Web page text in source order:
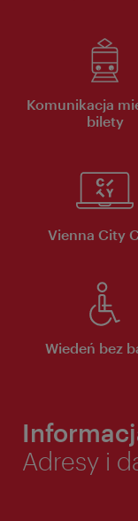
Komunikacja
bilety
Vienna City
Wiedeń bez
Adresy i